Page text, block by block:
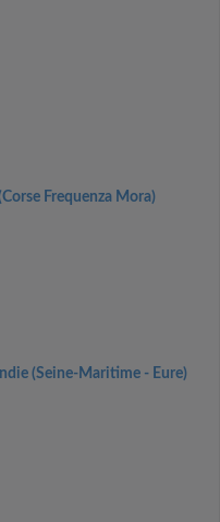
Frequenza Mora)
(Seine-Maritime - Eure)